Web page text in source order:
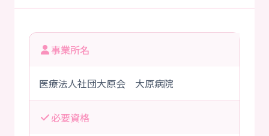
事業所名
医療法人社団大原会 大原病院
必要資格